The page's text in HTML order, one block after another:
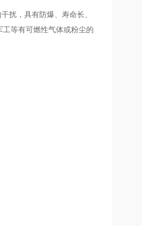
扰，具有防爆、寿命长、
等有可燃性气体或粉尘的